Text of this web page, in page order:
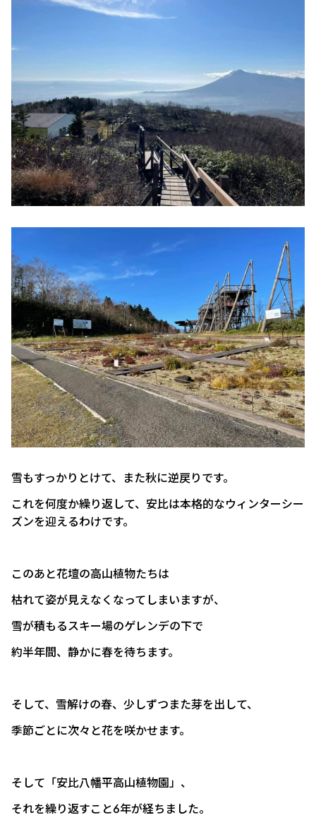
雪もすっかりとけて、また秋に逆戻りです。
これを何度か繰り返して、安比は本格的なウィンターシー
ズンを迎えるわけです。
このあと花壇の高山植物たちは
枯れて姿が見えなくなってしまいますが、
雪が積もるスキー場のゲレンデの下で
約半年間、静かに春を待ちます。
そして、雪解けの春、少しずつまた芽を出して、
季節ごとに次々と花を咲かせます。
そして「安比八幡平高山植物園」、
それを繰り返すこと6年が経ちました。